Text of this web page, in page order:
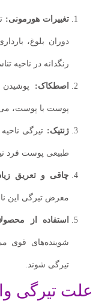
تغییرات هورمونی:
دوران بلوغ،
رنگدانه در ناحیه
اصطکاک:
پوست با پوست،
ژنتیک: تیرگی
طبیعی پوست فرد
چاقی و تعریق
معرض تیرگی این
استفاده از
شوینده‌های قوی
تیرگی شوند.
علت تیرگی